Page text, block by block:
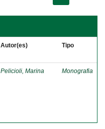
Autor(es) Tipo
Pelicioli, Marina Monografia